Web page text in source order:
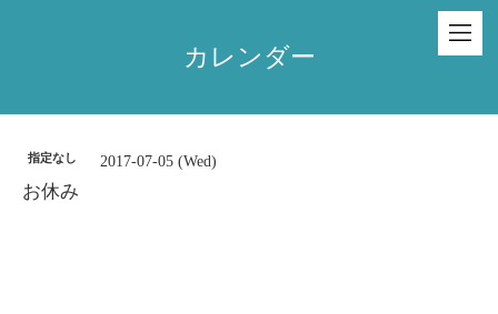
カレンダー
指定なし 2017-07-05 (Wed)
お休み